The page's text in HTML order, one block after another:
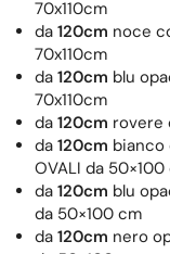
70x110cm
da 120cm noce
70x110cm
da 120cm blu
70x110cm
da 120cm rovere
da 120cm bianco
OVALI da
da 120cm blu
da 50×100 cm
da 120cm nero